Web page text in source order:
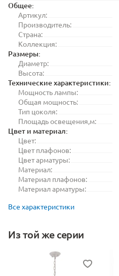
Общее:
Артикул:
Производитель:
Страна:
Коллекция:
Размеры:
Диаметр:
Высота:
Технические характеристики:
Мощность лампы:
Общая мощность:
Тип цоколя:
Площадь освещения,м:
Цвет и материал:
Цвет:
Цвет плафонов:
Цвет арматуры:
Материал:
Материал плафонов:
Материал арматуры:
Все характеристики
Из той же серии